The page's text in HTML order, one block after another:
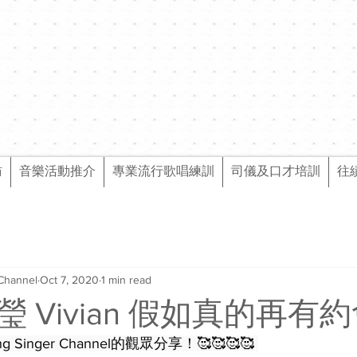
音樂活動推介 專業流行歌唱練訓 司儀及口才培訓 往
Vivian 假如真的再有
Oct 7, 2020 1 min read
Singer Channel的觀眾分享！🥰🥰🥰🥰